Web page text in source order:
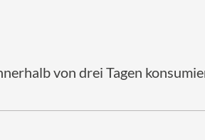
von drei Tagen